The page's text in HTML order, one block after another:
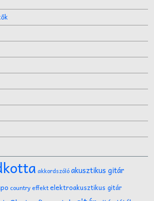
akkordszólóakusztikus gitár
country effektelektroakusztikus gitár